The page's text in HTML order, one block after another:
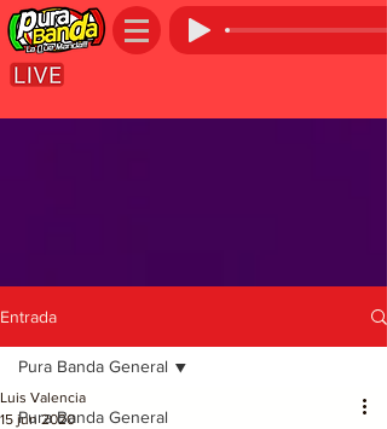
Entrada
Pura Banda General
Pura Banda General
Luis Valencia
15 jun 2020